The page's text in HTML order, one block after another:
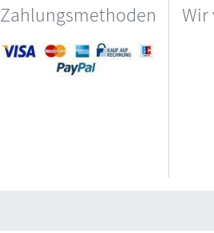
Zahlungsmethoden